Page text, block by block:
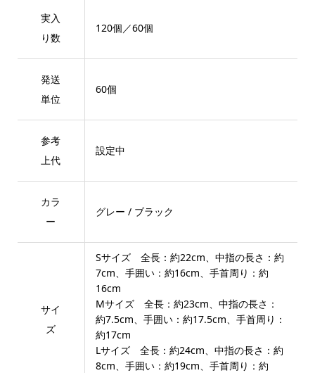
実入
り数
120個／60個
発送
単位
60個
参考
上代
設定中
カラ
ー
グレー / ブラック
サイ
ズ
Sサイズ 全長：約22cm、中指の長さ：約
7cm、手囲い：約16cm、手首周り：約
16cm
Mサイズ 全長：約23cm、中指の長さ：
約7.5cm、手囲い：約17.5cm、手首周り：
約17cm
Lサイズ 全長：約24cm、中指の長さ：約
8cm、手囲い：約19cm、手首周り：約